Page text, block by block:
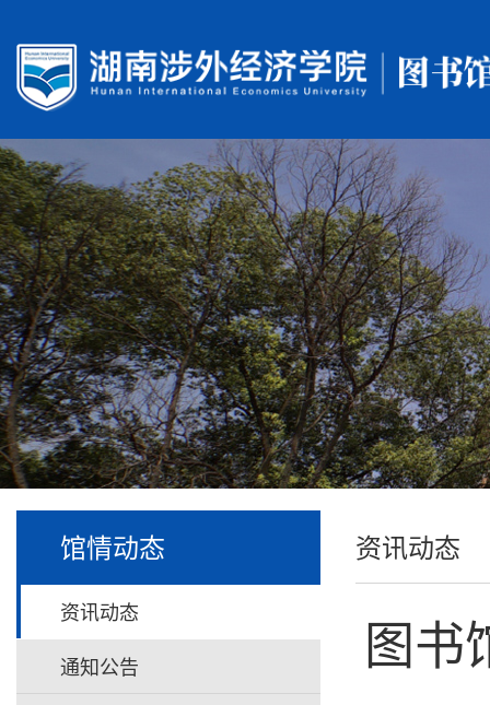
馆情动态
资讯动态
通知公告
资讯动态
图书